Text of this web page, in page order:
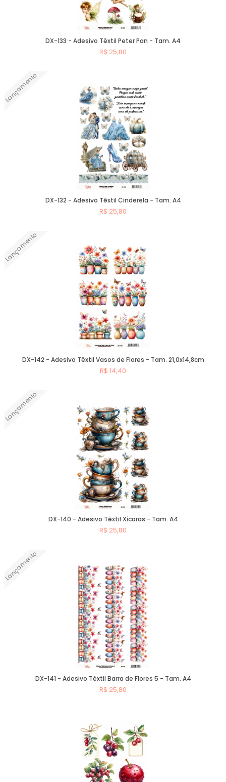
DX-133 - Adesivo Têxtil Peter Pan - Tam. A4
R$ 25,80
Lançamento
DX-132 - Adesivo Têxtil Cinderela - Tam. A4
R$ 25,80
Lançamento
DX-142 - Adesivo Têxtil Vasos de Flores - Tam. 21,0x14,8cm
R$ 14,40
Lançamento
DX-140 - Adesivo Têxtil Xícaras - Tam. A4
R$ 25,80
Lançamento
DX-141 - Adesivo Têxtil Barra de Flores 5 - Tam. A4
R$ 25,80